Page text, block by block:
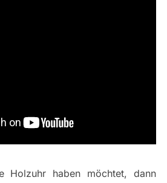
Holzuhr haben möchtet, dann